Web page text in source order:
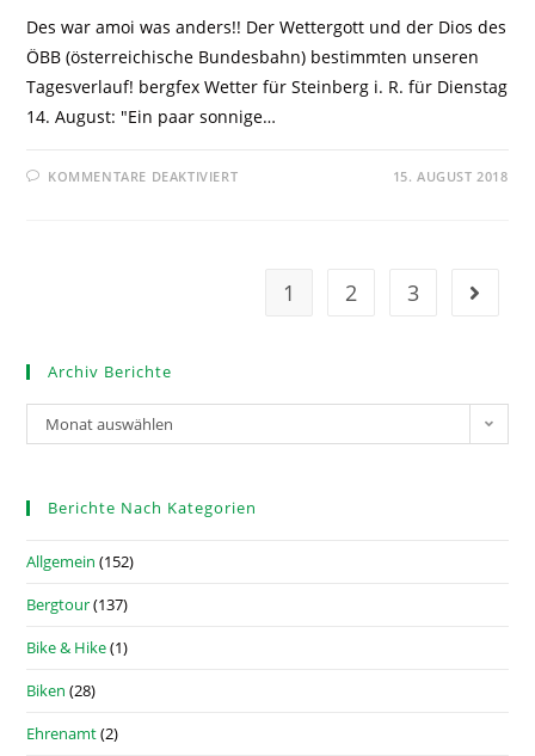
Des war amoi was anders!! Der Wettergott und der Dios des
ÖBB (österreichische Bundesbahn) bestimmten unseren
Tagesverlauf! bergfex Wetter für Steinberg i. R. für Dienstag
14. August: "Ein paar sonnige…
KOMMENTARE DEAKTIVIERT 15. AUGUST 2018
1 2 3
Archiv Berichte
Monat auswählen
Berichte Nach Kategorien
Allgemein (152)
Bergtour(137)
Bike & Hike(1)
Biken (28)
Ehrenamt(2)